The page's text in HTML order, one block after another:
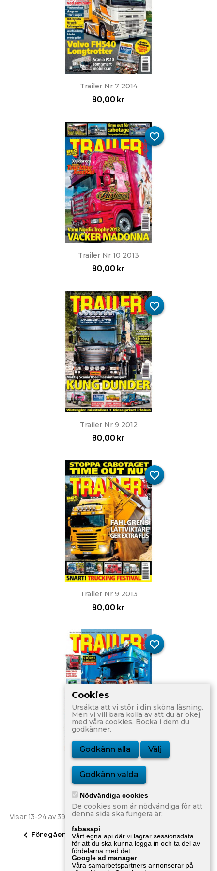
Trailer Nr 7 2014
80,00 kr
Trailer Nr 10 2013
80,00 kr
favorite_border
Trailer Nr 9 2012
80,00 kr
favorite_border
Trailer Nr 9 2013
80,00 kr
favorite_border
80,00 kr
favorite_border
Visar 13-24 av 395 objekt
 Föregående123… 33 Nästa
Tillbaka till toppen 
Cookies
Ursäkta att vi stör i din sköna läsning.
Men vi vill bara kolla av att du är okej
med våra cookies. Bocka i dem du
godkänner.
Godkänn alla Välj
Godkänn valda
Nödvändiga cookies
De cookies som är nödvändiga för att
denna sida ska fungera är:
fabasapi
Vårt egna api där vi lagrar sessionsdata
för att du ska kunna logga in och ta del av
fördelarna med det.
Google ad manager
Våra samarbetspartners annonserar på